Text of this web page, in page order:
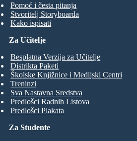
Pomoć i česta pitanja
Stvoritelj Storyboarda
Kako ispisati
Za Studente
Za Učitelje
Besplatna Verzija za Učitelje
Distrikta Paketi
Školske Knjižnice i Medijski Centri
Treninzi
Sva Nastavna Sredstva
Predlošci Radnih Listova
Predlošci Plakata